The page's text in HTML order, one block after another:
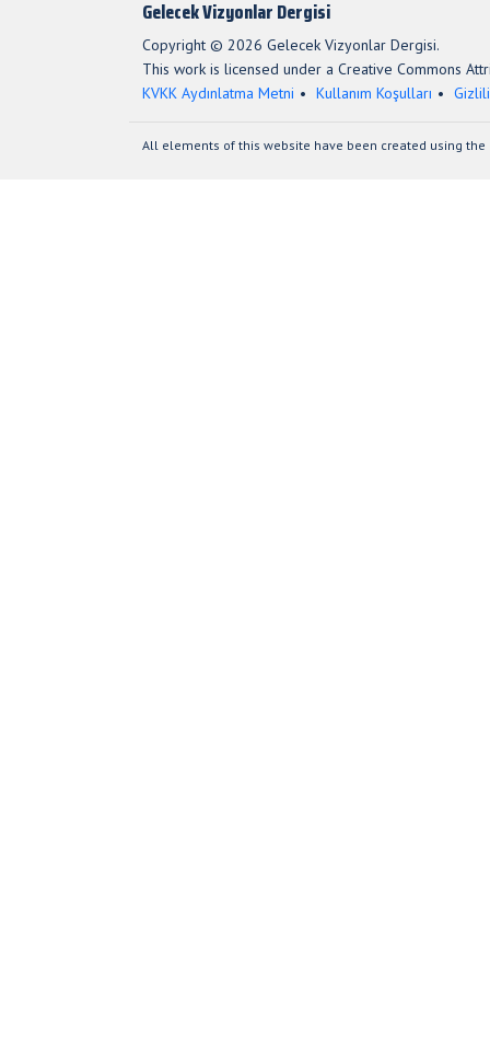
Gelecek Vizyonlar Dergisi
Copyright © 2026 Gelecek Vizyonlar Dergisi.
This work is licensed under a Creative Commons
KVKK Aydınlatma Metni
Kullanım Koşulları
All elements of this website have been created using the